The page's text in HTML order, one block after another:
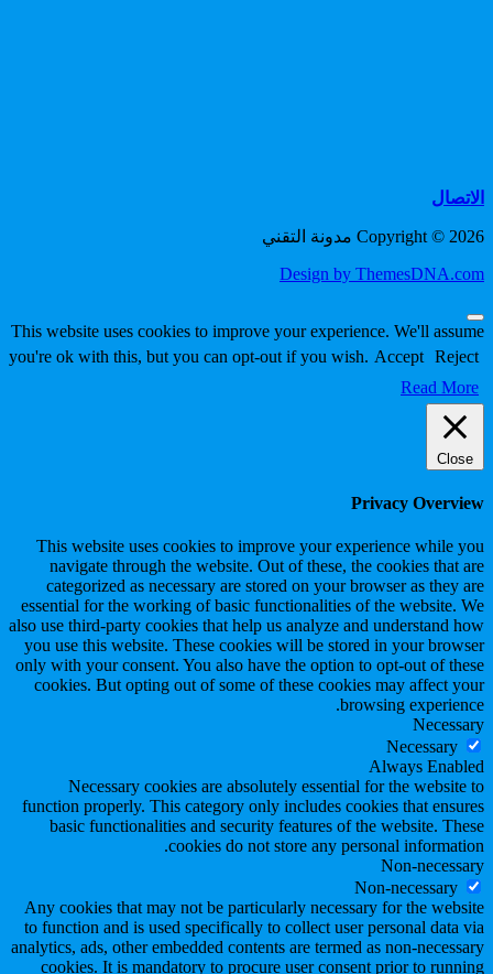
الاتصال
Copyright © 2026 مدونة التقني
Design by ThemesDNA.com
Scroll
to
Top
This website uses cookies to improve your experience. We'll assume
you're ok with this, but you can opt-out if you wish. Accept Reject
Read More
Close
Privacy Overview
This website uses cookies to improve your experience while you
navigate through the website. Out of these, the cookies that are
categorized as necessary are stored on your browser as they are
essential for the working of basic functionalities of the website. We
also use third-party cookies that help us analyze and understand how
you use this website. These cookies will be stored in your browser
only with your consent. You also have the option to opt-out of these
cookies. But opting out of some of these cookies may affect your
browsing experience.
Necessary
Necessary
Always Enabled
Necessary cookies are absolutely essential for the website to
function properly. This category only includes cookies that ensures
basic functionalities and security features of the website. These
cookies do not store any personal information.
Non-necessary
Non-necessary
Any cookies that may not be particularly necessary for the website
to function and is used specifically to collect user personal data via
analytics, ads, other embedded contents are termed as non-necessary
cookies. It is mandatory to procure user consent prior to running